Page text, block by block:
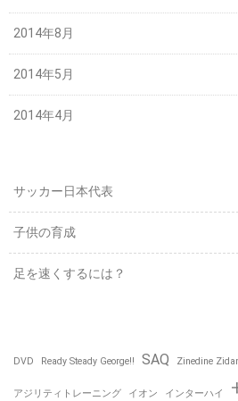
2014年8月
2014年5月
2014年4月
サッカー日本代表
子供の育成
足を速くするには？
DVD Ready Steady George!! SAQ Zinedine
アジリティトレーニング イオン インターハイ